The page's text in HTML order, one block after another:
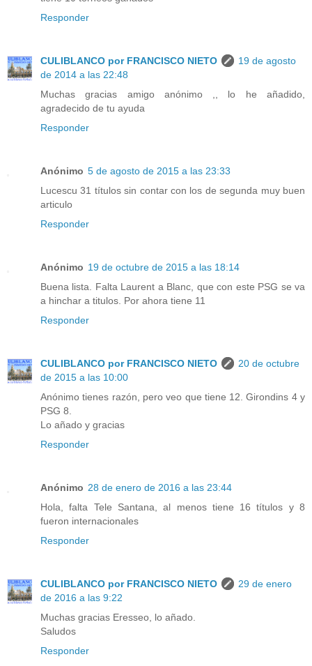
Responder
CULIBLANCO por FRANCISCO NIETO
19 de agosto
de 2014 a las 22:48
Muchas gracias amigo anónimo ,, lo he añadido,
agradecido de tu ayuda
Responder
Anónimo 5 de agosto de 2015 a las 23:33
Lucescu 31 títulos sin contar con los de segunda muy buen
articulo
Responder
Anónimo 19 de octubre de 2015 a las 18:14
Buena lista. Falta Laurent a Blanc, que con este PSG se va
a hinchar a titulos. Por ahora tiene 11
Responder
CULIBLANCO por FRANCISCO NIETO
20 de octubre
de 2015 a las 10:00
Anónimo tienes razón, pero veo que tiene 12. Girondins 4 y
PSG 8.
Lo añado y gracias
Responder
Anónimo 28 de enero de 2016 a las 23:44
Hola, falta Tele Santana, al menos tiene 16 títulos y 8
fueron internacionales
Responder
CULIBLANCO por FRANCISCO NIETO
29 de enero
de 2016 a las 9:22
Muchas gracias Eresseo, lo añado.
Saludos
Responder